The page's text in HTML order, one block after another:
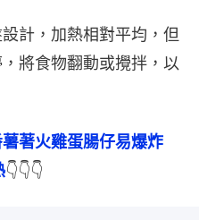
計，加熱相對平均，但
將食物翻動或攪拌，以
著火雞蛋腸仔易爆炸
👇👇👇